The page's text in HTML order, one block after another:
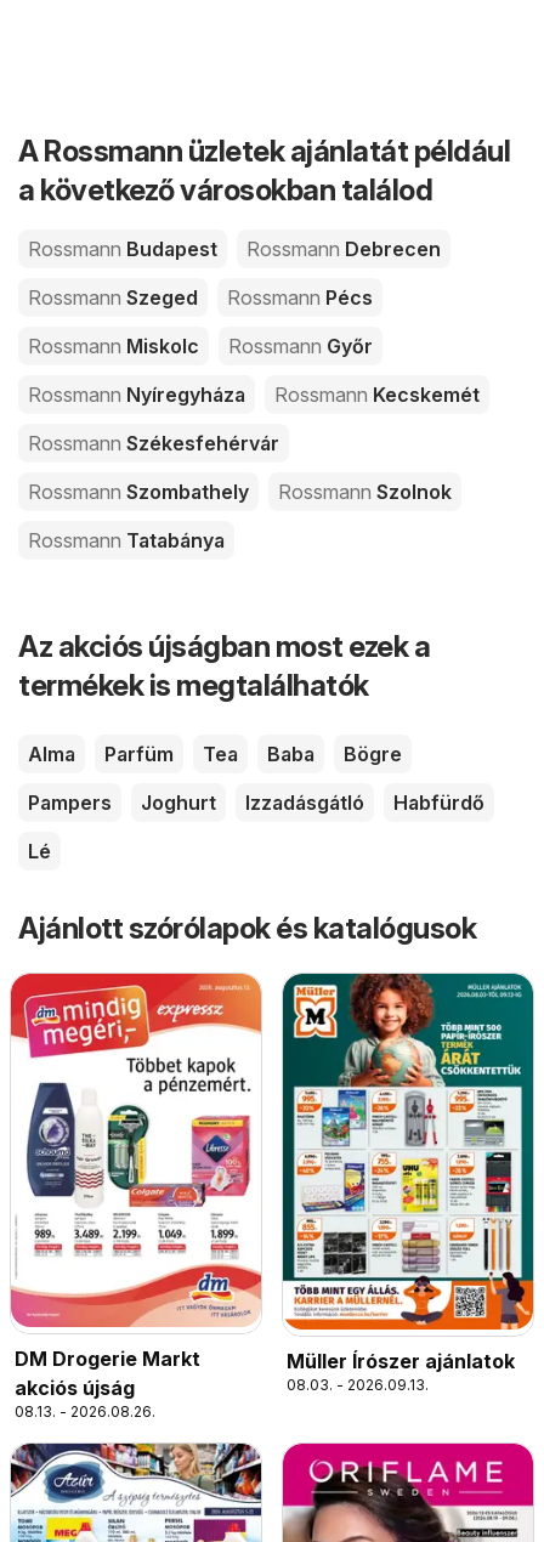
A Rossmann üzletek ajánlatát például
a következő városokban találod
Rossmann Budapest Rossmann Debrecen
Rossmann Szeged Rossmann Pécs
Rossmann Miskolc Rossmann Győr
Rossmann Nyíregyháza Rossmann Kecskemét
Rossmann Székesfehérvár
Rossmann Szombathely Rossmann Szolnok
Rossmann Tatabánya
Az akciós újságban most ezek a
termékek is megtalálhatók
Alma Parfüm Tea Baba
Bögre
Pampers
Joghurt Izzadásgátló
Habfürdő
Lé
Ajánlott szórólapok és katalógusok
DM Drogerie Markt
akciós újság
08.13. - 2026.08.26.
Müller Írószer ajánlatok
08.03. - 2026.09.13.